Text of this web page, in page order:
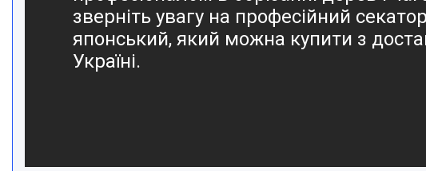
зверніть увагу на професійний
японський, який можна купити з
Україні.